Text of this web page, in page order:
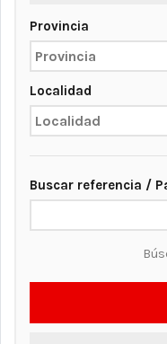
Provincia
Localidad
Buscar referencia /